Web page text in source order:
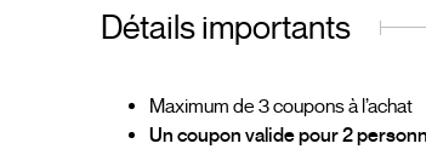
Détails importants
Maximum de 3 coupons à l’achat
Un coupon valide pour 2